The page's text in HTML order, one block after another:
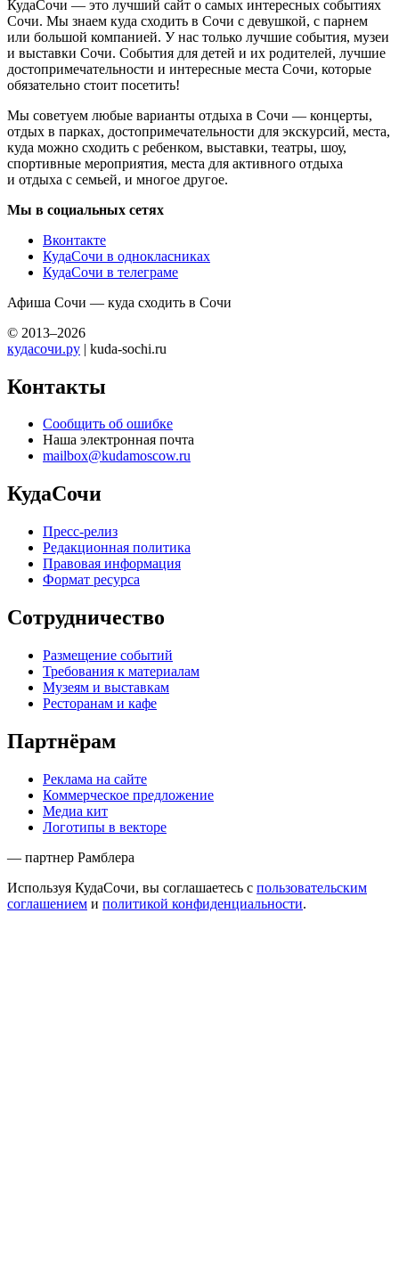
КудаСочи — это лучший сайт о самых интересных событиях
Сочи. Мы знаем куда сходить в Сочи с девушкой, с парнем
или большой компанией. У нас только лучшие события, музеи
и выставки Сочи. События для детей и их родителей, лучшие
достопримечательности и интересные места Сочи, которые
обязательно стоит посетить!
Мы советуем любые варианты отдыха в Сочи — концерты,
отдых в парках, достопримечательности для экскурсий, места,
куда можно сходить с ребенком, выставки, театры, шоу,
спортивные мероприятия, места для активного отдыха
и отдыха с семьей, и многое другое.
Мы в социальных сетях
Вконтакте
КудаСочи в однокласниках
КудаСочи в телеграме
Афиша Сочи — куда сходить в Сочи
© 2013–2026
кудасочи.ру | kuda-sochi.ru
Контакты
Сообщить об ошибке
Наша электронная почта
mailbox@kudamoscow.ru
КудаСочи
Пресс-релиз
Редакционная политика
Правовая информация
Формат ресурса
Сотрудничество
Размещение событий
Требования к материалам
Музеям и выставкам
Ресторанам и кафе
Партнёрам
Реклама на сайте
Коммерческое предложение
Медиа кит
Логотипы в векторе
— партнер Рамблера
Используя КудаСочи, вы соглашаетесь с пользовательским
соглашением и политикой конфиденциальности.